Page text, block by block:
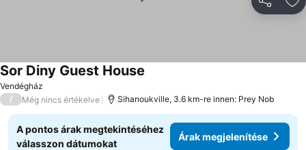
Vendégház
Sor Diny Guest House
/ Még nincs értékelve Sihanoukville, 3.6 km-re innen: Prey Nob
A pontos árak megtekintéséhez
válasszon dátumokat
Árak megjelenítése